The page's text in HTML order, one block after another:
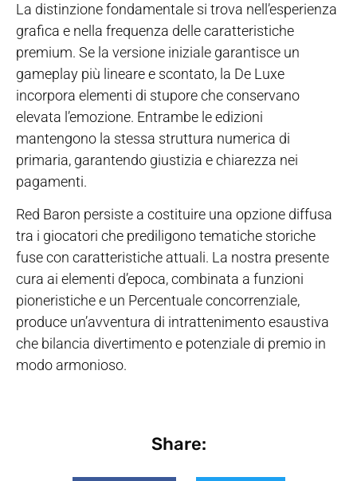
La distinzione fondamentale si trova nell’esperienza
grafica e nella frequenza delle caratteristiche
premium. Se la versione iniziale garantisce un
gameplay più lineare e scontato, la De Luxe
incorpora elementi di stupore che conservano
elevata l’emozione. Entrambe le edizioni
mantengono la stessa struttura numerica di
primaria, garantendo giustizia e chiarezza nei
pagamenti.
Red Baron persiste a costituire una opzione diffusa
tra i giocatori che prediligono tematiche storiche
fuse con caratteristiche attuali. La nostra presente
cura ai elementi d’epoca, combinata a funzioni
pioneristiche e un Percentuale concorrenziale,
produce un’avventura di intrattenimento esaustiva
che bilancia divertimento e potenziale di premio in
modo armonioso.
Share: